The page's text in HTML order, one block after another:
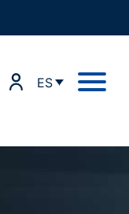
ES